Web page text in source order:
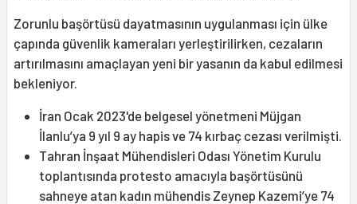
Zorunlu başörtüsü dayatmasının uygulanması için ülke
çapında güvenlik kameraları yerleştirilirken, cezaların
artırılmasını amaçlayan yeni bir yasanın da kabul edilmesi
bekleniyor.
İran Ocak 2023'de belgesel yönetmeni Müjgan
İlanlu’ya 9 yıl 9 ay hapis ve 74 kırbaç cezası verilmişti.
Tahran İnşaat Mühendisleri Odası Yönetim Kurulu
toplantısında protesto amacıyla başörtüsünü
sahneye atan kadın mühendis Zeynep Kazemi’ye 74